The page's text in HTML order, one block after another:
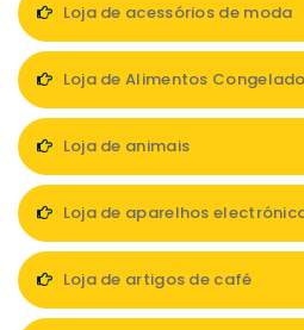
Loja de acessórios de moda
Loja de Alimentos
Loja de animais
Loja de aparelhos
Loja de artigos de café